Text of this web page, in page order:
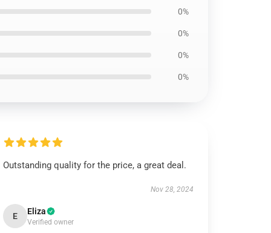
0%
0%
0%
0%
Outstanding quality for the price, a great deal.
Nov 28, 2024
E Eliza
Verified owner